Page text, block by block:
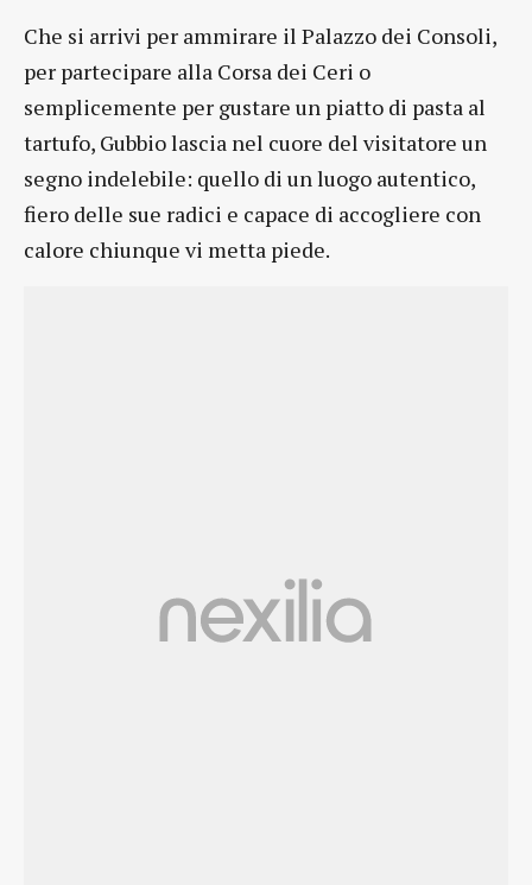
Che si arrivi per ammirare il Palazzo dei Consoli,
per partecipare alla Corsa dei Ceri o
semplicemente per gustare un piatto di pasta al
tartufo, Gubbio lascia nel cuore del visitatore un
segno indelebile: quello di un luogo autentico,
fiero delle sue radici e capace di accogliere con
calore chiunque vi metta piede.